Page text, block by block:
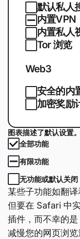
默认私人
内置VPN
内置私人
Tor 浏览
Web3
安全的内
加密奖励
图表描述了默认设置。
全部功能
有限功能
无功能或默认关闭
某些子功能如翻译
但要在 Safari 中
插件，而不幸的
减慢您的网页浏览